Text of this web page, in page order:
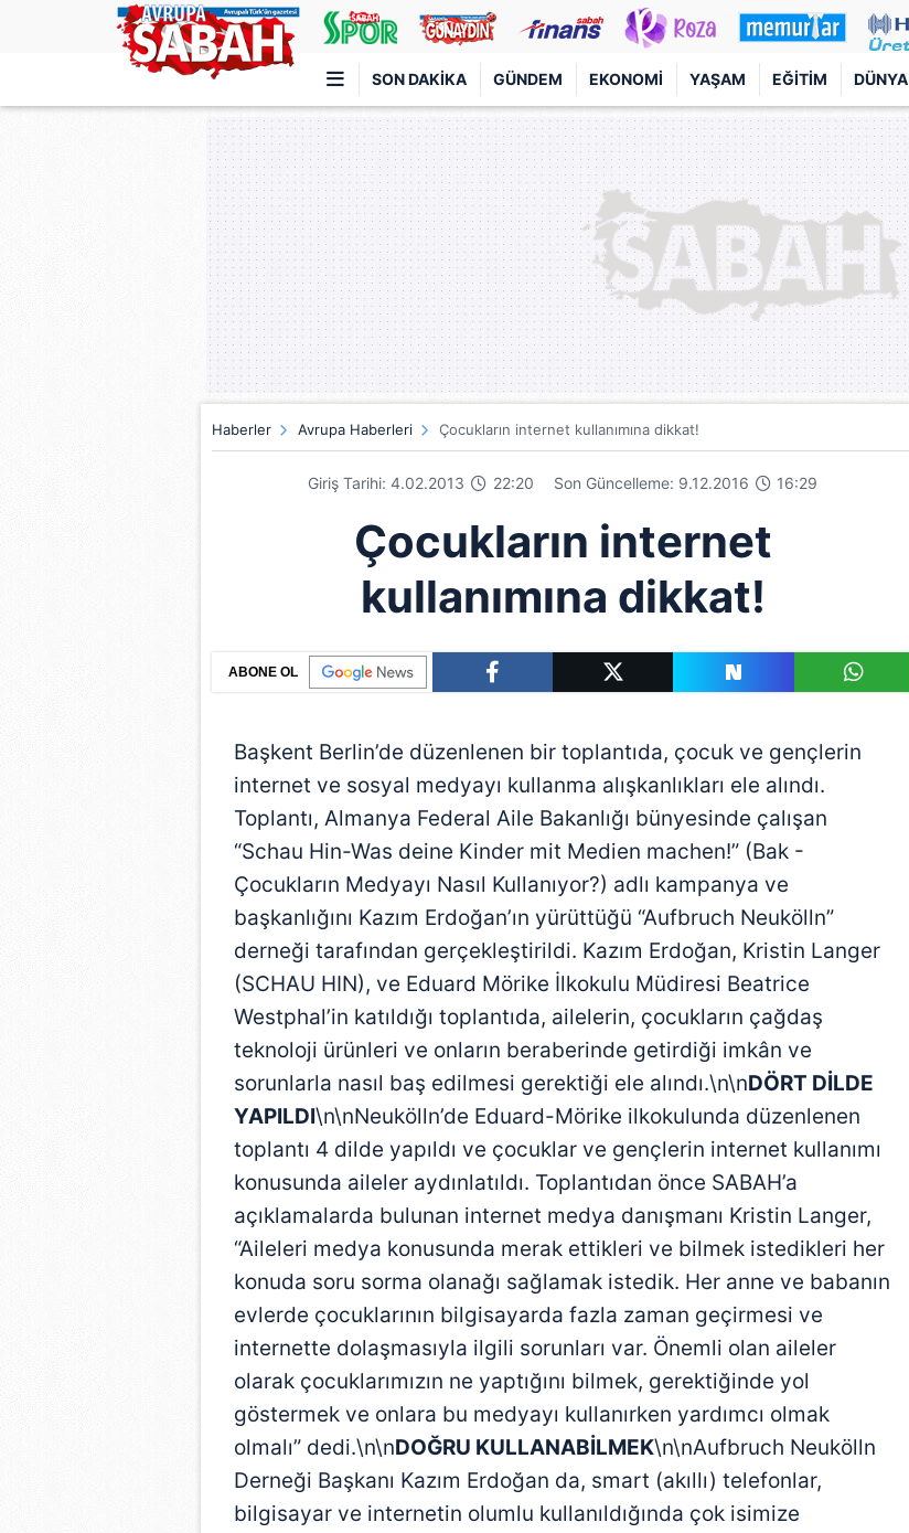
SON DAKIKA GÜNDEM EKONOMI YAŞAM EĞITIM DÜNYA
Türkiye'nin en iyi haber sitesi
Haberler Avrupa Haberleri Çocukların internet kullanımına dikkat!
Giriş Tarihi: 4.02.2013 22:20 Son Güncelleme: 9.12.2016 16:29
Çocukların internet
kullanımına dikkat!
ABONE OL
Başkent Berlin’de düzenlenen bir toplantıda, çocuk ve gençlerin
internet ve sosyal medyayı kullanma alışkanlıkları ele alındı.
Toplantı, Almanya Federal Aile Bakanlığı bünyesinde çalışan
“Schau Hin-Was deine Kinder mit Medien machen!” (Bak -
Çocukların Medyayı Nasıl Kullanıyor?) adlı kampanya ve
başkanlığını Kazım Erdoğan’ın yürüttüğü “Aufbruch Neukölln”
derneği tarafından gerçekleştirildi. Kazım Erdoğan, Kristin Langer
(SCHAU HIN), ve Eduard Mörike İlkokulu Müdiresi Beatrice
Westphal’in katıldığı toplantıda, ailelerin, çocukların çağdaş
teknoloji ürünleri ve onların beraberinde getirdiği imkân ve
sorunlarla nasıl baş edilmesi gerektiği ele alındı.\n\nDÖRT DİLDE
YAPILDI\n\nNeukölln’de Eduard-Mörike ilkokulunda düzenlenen
toplantı 4 dilde yapıldı ve çocuklar ve gençlerin internet kullanımı
konusunda aileler aydınlatıldı. Toplantıdan önce SABAH’a
açıklamalarda bulunan internet medya danışmanı Kristin Langer,
“Aileleri medya konusunda merak ettikleri ve bilmek istedikleri her
konuda soru sorma olanağı sağlamak istedik. Her anne ve babanın
evlerde çocuklarının bilgisayarda fazla zaman geçirmesi ve
internette dolaşmasıyla ilgili sorunları var. Önemli olan aileler
olarak çocuklarımızın ne yaptığını bilmek, gerektiğinde yol
göstermek ve onlara bu medyayı kullanırken yardımcı olmak
olmalı” dedi.\n\nDOĞRU KULLANABİLMEK\n\nAufbruch Neukölln
Derneği Başkanı Kazım Erdoğan da, smart (akıllı) telefonlar,
bilgisayar ve internetin olumlu kullanıldığında çok isimize